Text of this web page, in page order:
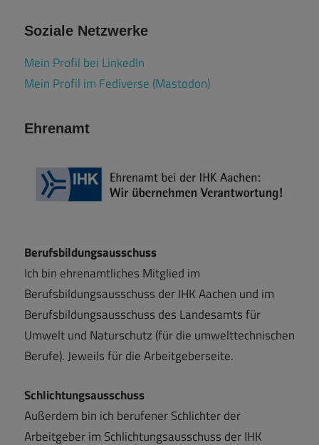
Soziale Netzwerke
Mein Profil bei LinkedIn
Mein Profil im Fediverse (Mastodon)
Ehrenamt
Berufsbildungsausschuss
Ich bin ehrenamtliches Mitglied im
Berufsbildungsausschuss der IHK Aachen und im
Berufsbildungsausschuss des Landesamts für
Umwelt und Naturschutz (für die umwelttechnischen
Berufe). Jeweils für die Arbeitgeberseite.
Schlichtungsausschuss
Außerdem bin ich berufener Schlichter der
Arbeitgeber im Schlichtungsausschuss der IHK